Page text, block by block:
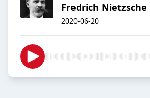
Fredrich Nietzsche
2020-06-20